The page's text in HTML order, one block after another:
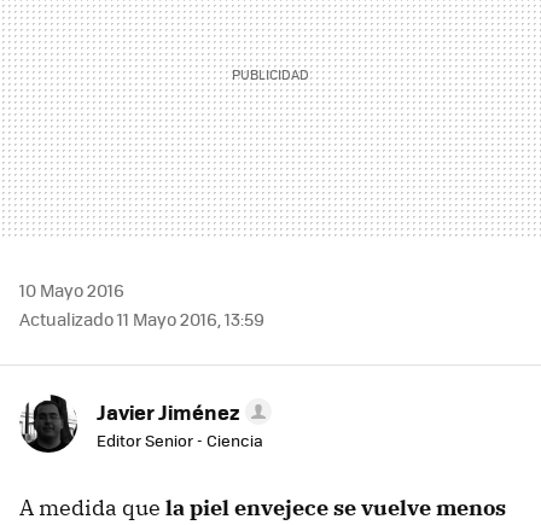
10 Mayo 2016
Actualizado 11 Mayo 2016, 13:59
Javier Jiménez
Editor Senior - Ciencia
A medida que la piel envejece se vuelve menos